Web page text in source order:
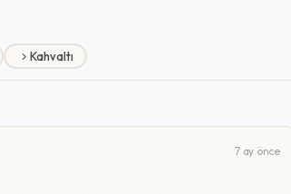
Kahvaltı
7 ay önce